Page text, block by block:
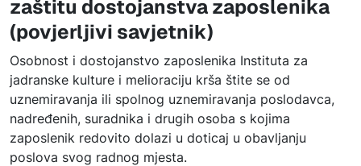
zaštitu dostojanstva zaposlenika
(povjerljivi savjetnik)
Osobnost i dostojanstvo zaposlenika Instituta za
jadranske kulture i melioraciju krša štite se od
uznemiravanja ili spolnog uznemiravanja poslodavca,
nadređenih, suradnika i drugih osoba s kojima
zaposlenik redovito dolazi u doticaj u obavljanju
poslova svog radnog mjesta.